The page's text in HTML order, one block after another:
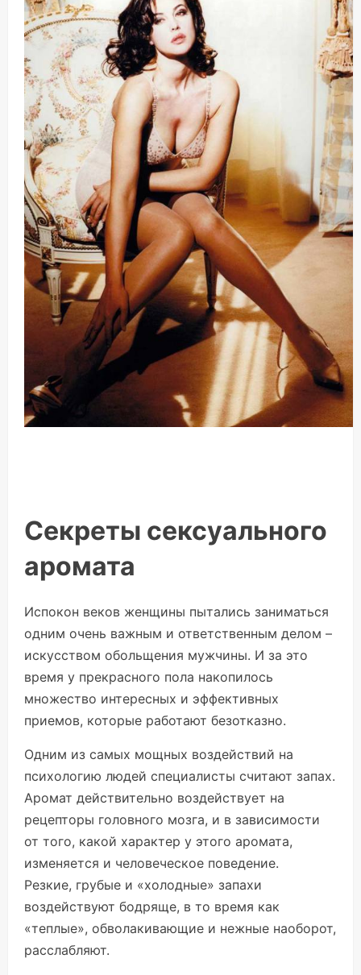
Секреты сексуального
аромата
Испокон веков женщины пытались заниматься
одним очень важным и ответственным делом –
искусством обольщения мужчины. И за это
время у прекрасного пола накопилось
множество интересных и эффективных
приемов, которые работают безотказно.
Одним из самых мощных воздействий на
психологию людей специалисты считают запах.
Аромат действительно воздействует на
рецепторы головного мозга, и в зависимости
от того, какой характер у этого аромата,
изменяется и человеческое поведение.
Резкие, грубые и «холодные» запахи
воздействуют бодряще, в то время как
«теплые», обволакивающие и нежные наоборот,
расслабляют.